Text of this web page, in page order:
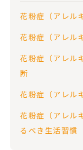
花粉症（アレル
花粉症（アレル
花粉症（アレル
断
花粉症（アレル
花粉症（アレル
るべき生活習慣